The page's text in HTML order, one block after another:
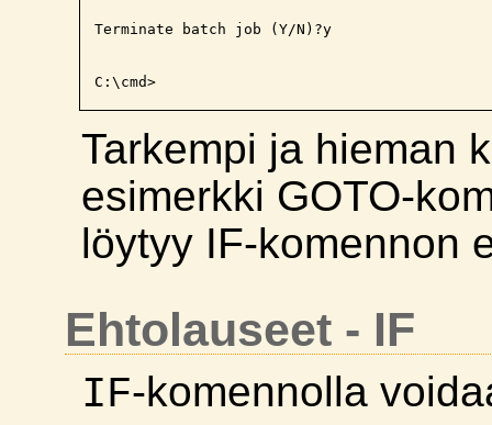
Terminate batch job (Y/N)?y
C:\cmd>
Tarkempi ja hieman
esimerkki GOTO-
löytyy IF-komennon
Ehtolauseet - IF
IF-komennolla